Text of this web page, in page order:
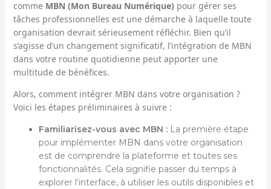
comme MBN (Mon Bureau Numérique) pour gérer ses
tâches professionnelles est une démarche à laquelle toute
organisation devrait sérieusement réfléchir. Bien qu’il
s’agisse d’un changement significatif, l’intégration de MBN
dans votre routine quotidienne peut apporter une
multitude de bénéfices.
Alors, comment intégrer MBN dans votre organisation ?
Voici les étapes préliminaires à suivre :
Familiarisez-vous avec MBN :La première étape
pour implémenter MBN dans votre organisation
est de comprendre la plateforme et toutes ses
fonctionnalités. Cela signifie passer du temps à
explorer l’interface, à utiliser les outils disponibles et